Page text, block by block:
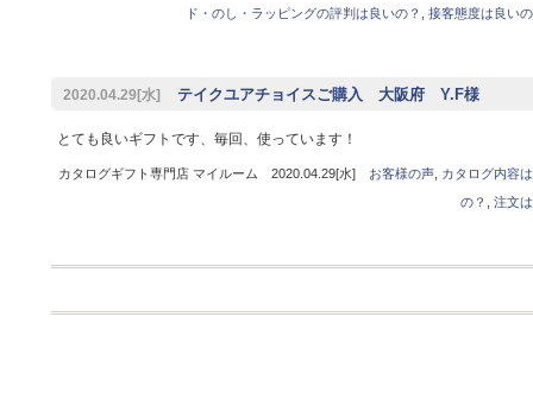
ド・のし・ラッピングの評判は良いの？
接客態度は良い
2020.04.29[水] テイクユアチョイスご購入 大阪府 Y.F様
とても良いギフトです、毎回、使っています！
カタログギフト専門店 マイルーム 2020.04.29[水] お客様の声, カタログ内容
の？
注文